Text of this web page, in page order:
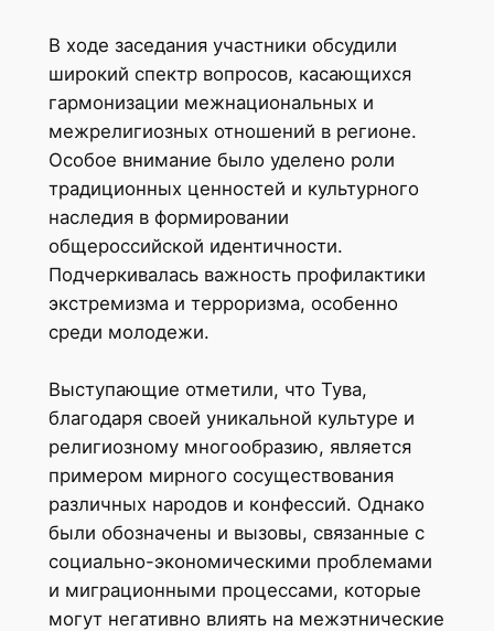
В ходе заседания участники обсудили
широкий спектр вопросов, касающихся
гармонизации межнациональных и
межрелигиозных отношений в регионе.
Особое внимание было уделено роли
традиционных ценностей и культурного
наследия в формировании
общероссийской идентичности.
Подчеркивалась важность профилактики
экстремизма и терроризма, особенно
среди молодежи.
Выступающие отметили, что Тува,
благодаря своей уникальной культуре и
религиозному многообразию, является
примером мирного сосуществования
различных народов и конфессий. Однако
были обозначены и вызовы, связанные с
социально-экономическими проблемами
и миграционными процессами, которые
могут негативно влиять на межэтнические